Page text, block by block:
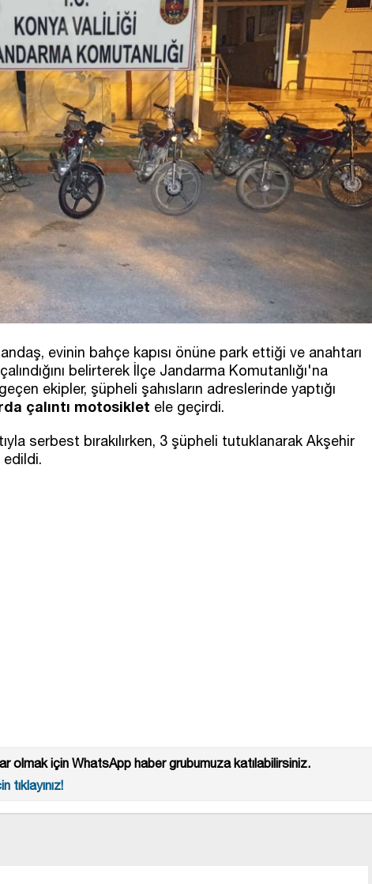
evinin bahçe kapısı önüne park ettiği ve anahtarı
belirterek İlçe Jandarma Komutanlığı'na
ekipler, şüpheli şahısların adreslerinde yaptığı
çalıntı motosiklet ele geçirdi.
serbest bırakılırken, 3 şüpheli tutuklanarak Akşehir
edildi.
olmak için WhatsApp haber grubumuza katılabilirsiniz.
tıklayınız!